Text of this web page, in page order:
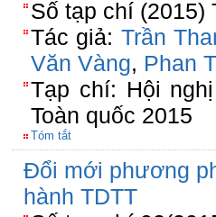
Số tạp chí (2015)
Tác giả: Trần
Văn Vàng, Phan
Tạp chí: Hội
Toàn quốc 2015
Tóm tắt
Đổi mới phương
hành TDTT